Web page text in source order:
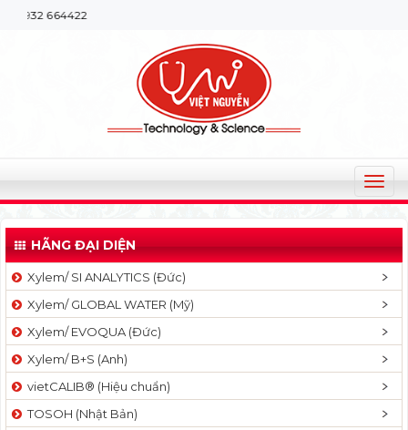
T
o
g
l
v
a
t
HÃNG ĐẠI DIỆN
Xylem/ SI ANALYTICS (Đức)
Xylem/ GLOBAL WATER (Mỹ)
Xylem/ EVOQUA (Đức)
Xylem/ B+S (Anh)
vietCALIB® (Hiệu chuẩn)
TOSOH (Nhật Bản)